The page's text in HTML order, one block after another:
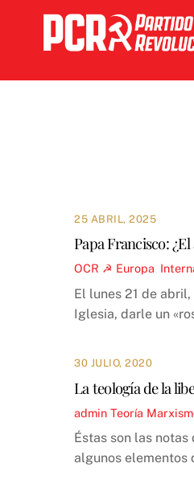
content
25 ABRIL, 2025
Papa Francisco:
OCR ☭ Europa
El lunes 21 de
Iglesia, darle un
30 JULIO, 2020
La teología de la
admin Teoría
Éstas son las
algunos elementos